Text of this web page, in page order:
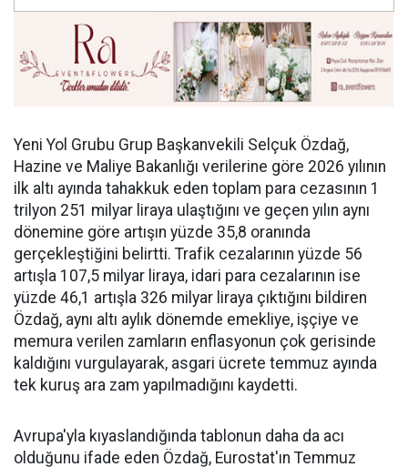
Yeni Yol Grubu Grup Başkanvekili Selçuk Özdağ,
Hazine ve Maliye Bakanlığı verilerine göre 2026 yılının
ilk altı ayında tahakkuk eden toplam para cezasının 1
trilyon 251 milyar liraya ulaştığını ve geçen yılın aynı
dönemine göre artışın yüzde 35,8 oranında
gerçekleştiğini belirtti. Trafik cezalarının yüzde 56
artışla 107,5 milyar liraya, idari para cezalarının ise
yüzde 46,1 artışla 326 milyar liraya çıktığını bildiren
Özdağ, aynı altı aylık dönemde emekliye, işçiye ve
memura verilen zamların enflasyonun çok gerisinde
kaldığını vurgulayarak, asgari ücrete temmuz ayında
tek kuruş ara zam yapılmadığını kaydetti.
Avrupa'yla kıyaslandığında tablonun daha da acı
olduğunu ifade eden Özdağ, Eurostat'ın Temmuz